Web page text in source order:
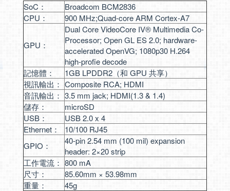
SoC：
Broadcom BCM2836
CPU：
900 MHz;Quad-core ARM Cortex-A7
GPU：
Dual Core VideoCore IV® Multimedia Co-
Processor; Open GL ES 2.0; hardware-
accelerated OpenVG; 1080p30 H.264
high-profie decode
記憶體：
1GB LPDDR2（和 GPU 共享）
視訊輸出： Composite RCA; HDMI
音訊輸出： 3.5 mm jack; HDMI(1.3 & 1.4)
儲存：
microSD
USB：
USB 2.0 x 4
Ethernet：
10/100 RJ45
GPIO：
40-pin 2.54 mm (100 mil) expansion
header: 2×20 strip
工作電流： 800 mA
尺寸：
85.60mm × 53.98mm
重量：
45g